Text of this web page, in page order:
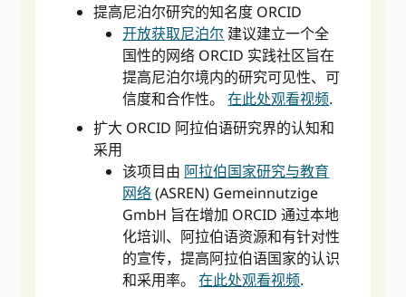
提高尼泊尔研究的知名度 ORCID
开放获取尼泊尔 建议建立一个全
国性的网络 ORCID 实践社区旨在
提高尼泊尔境内的研究可见性、可
信度和合作性。在此处观看视频.
扩大 ORCID 阿拉伯语研究界的认知和
采用
该项目由 阿拉伯国家研究与教育
网络(ASREN) Gemeinnutzige
GmbH 旨在增加 ORCID 通过本地
化培训、阿拉伯语资源和有针对性
的宣传，提高阿拉伯语国家的认识
和采用率。在此处观看视频.